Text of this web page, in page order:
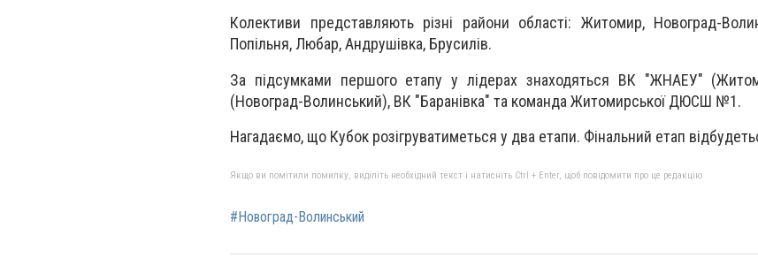
Колективи представляють різні райони області: Житомир, Новоград-
Попільня, Любар, Андрушівка, Брусилів.
За підсумками першого етапу у лідерах знаходяться ВК "ЖНАЕУ"
(Новоград-Волинський), ВК "Баранівка" та команда Житомирської ДЮСШ №1.
Нагадаємо, що Кубок розігруватиметься у два етапи. Фінальний етап
Якщо ви помітили помилку, виділіть необхідний текст і натисніть Ctrl + Enter, щоб повідомити про це редакцію
#Новоград-Волинський